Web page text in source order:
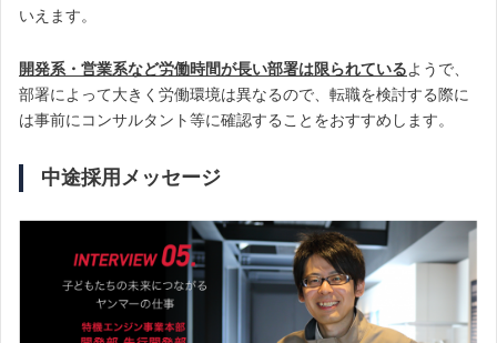
いえます。
開発系・営業系など労働時間が長い部署は限られているようで、
部署によって大きく労働環境は異なるので、転職を検討する際に
は事前にコンサルタント等に確認することをおすすめします。
中途採用メッセージ